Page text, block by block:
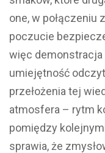
one, w połączeniu
poczucie
więc demonstracja
umiejętność
przełożenia tej
atmosfera – rytm
pomiędzy
sprawia, że